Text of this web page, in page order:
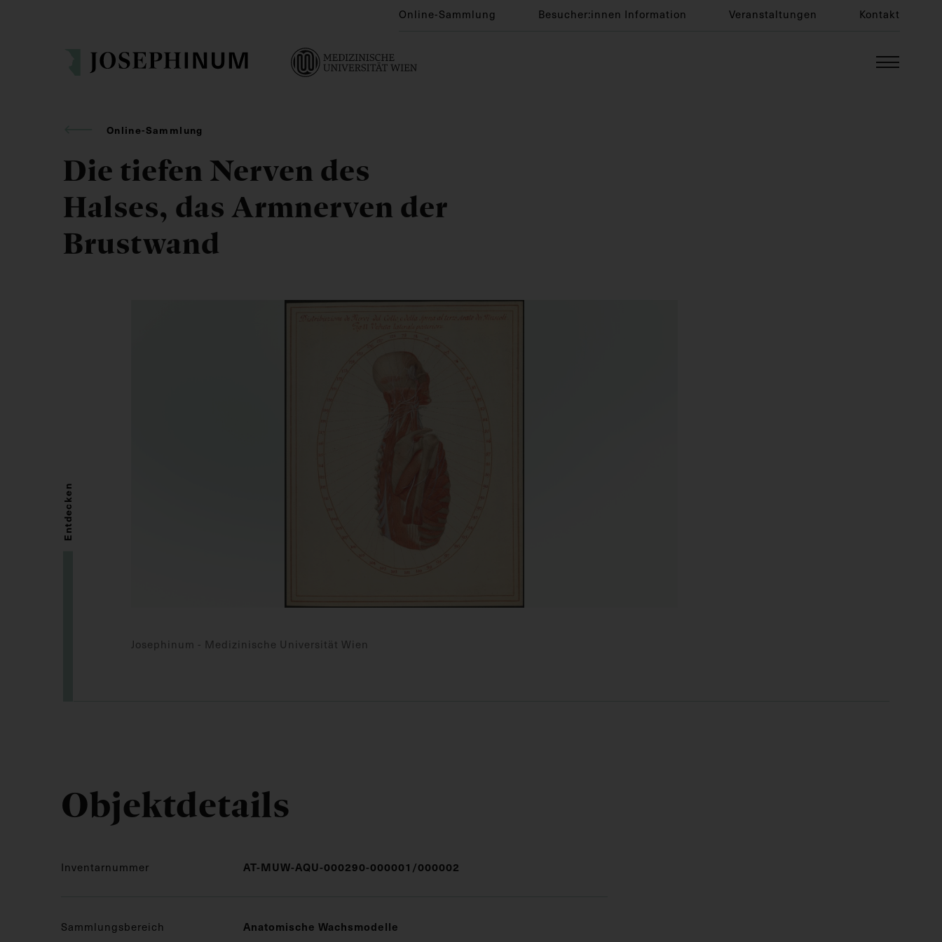
Online-Sammlung Besucher:innen Information Veranstaltungen Kontakt
Online-Sammlung
Die tiefen Nerven des
Halses, das Armnerven der
Brustwand
Josephinum - Medizinische Universität Wien
Entdecken
Objektdetails
Inventarnummer AT-MUW-AQU-000290-000001/000002
Sammlungsbereich Anatomische Wachsmodelle